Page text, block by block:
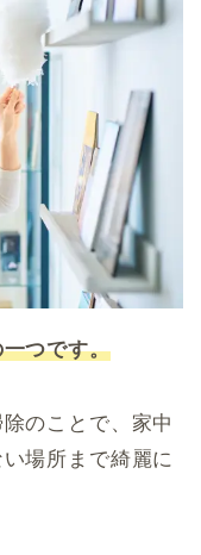
つです。
のことで、家中
場所まで綺麗に